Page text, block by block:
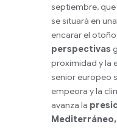
septiembre,
se situará en una
encarar el otoño
perspectivas
proximidad y la
senior europeo
empeora y la
avanza la
Mediterráneo,